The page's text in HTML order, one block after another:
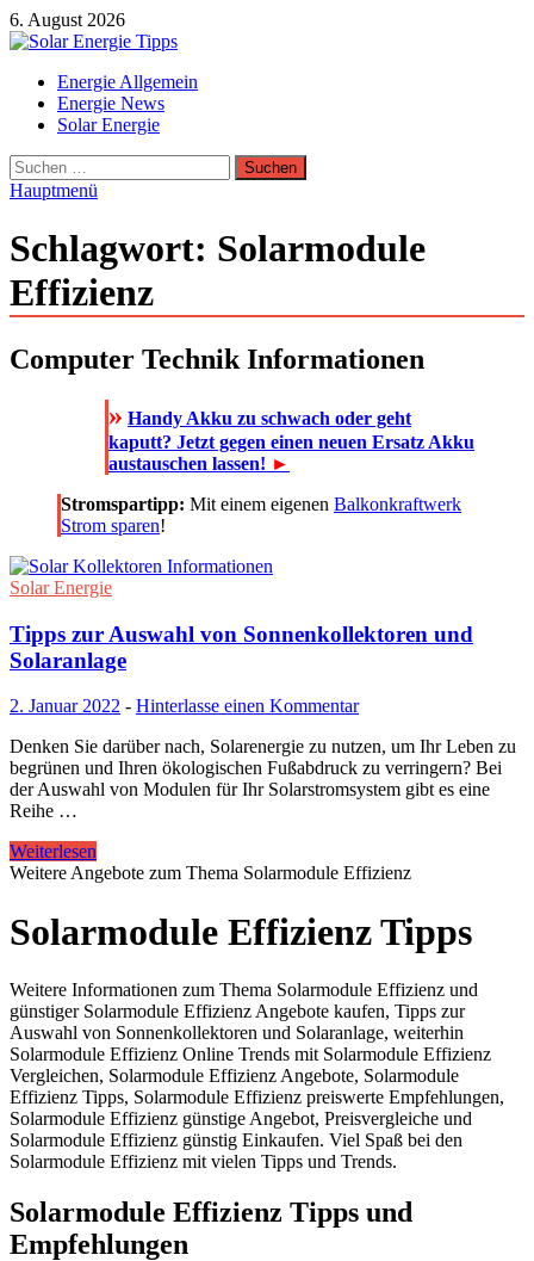
Zum
Inhalt
6. August 2026
Solar Energie Tipps
Solar Energie und Photovoltaik Informationen und Tipps
Energie Allgemein
Energie News
Solar Energie
Suchen
nach:
Hauptmenü
Schlagwort: Solarmodule
Effizienz
Computer Technik Informationen
» Handy Akku zu schwach oder geht
kaputt? Jetzt gegen einen neuen Ersatz Akku
austauschen lassen! ►
Stromspartipp: Mit einem eigenen Balkonkraftwerk
Strom sparen!
Solar Energie
Tipps zur Auswahl von Sonnenkollektoren und
Solaranlage
2. Januar 2022 - Hinterlasse einen Kommentar
Denken Sie darüber nach, Solarenergie zu nutzen, um Ihr Leben zu
begrünen und Ihren ökologischen Fußabdruck zu verringern? Bei
der Auswahl von Modulen für Ihr Solarstromsystem gibt es eine
Reihe …
Weiterlesen
Weitere Angebote zum Thema Solarmodule Effizienz
Solarmodule Effizienz Tipps
Weitere Informationen zum Thema Solarmodule Effizienz und
günstiger Solarmodule Effizienz Angebote kaufen, Tipps zur
Auswahl von Sonnenkollektoren und Solaranlage, weiterhin
Solarmodule Effizienz Online Trends mit Solarmodule Effizienz
Vergleichen, Solarmodule Effizienz Angebote, Solarmodule
Effizienz Tipps, Solarmodule Effizienz preiswerte Empfehlungen,
Solarmodule Effizienz günstige Angebot, Preisvergleiche und
Solarmodule Effizienz günstig Einkaufen. Viel Spaß bei den
Solarmodule Effizienz mit vielen Tipps und Trends.
Solarmodule Effizienz Tipps und
Empfehlungen